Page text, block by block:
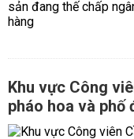
Khu vực Công
pháo hoa và phố